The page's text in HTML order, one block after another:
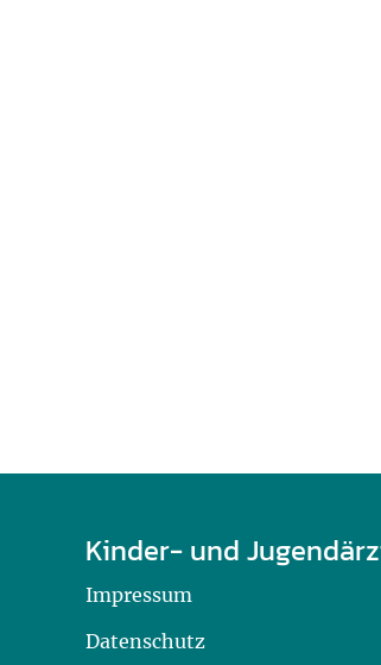
Kinder- und
Impressum
Datenschutz